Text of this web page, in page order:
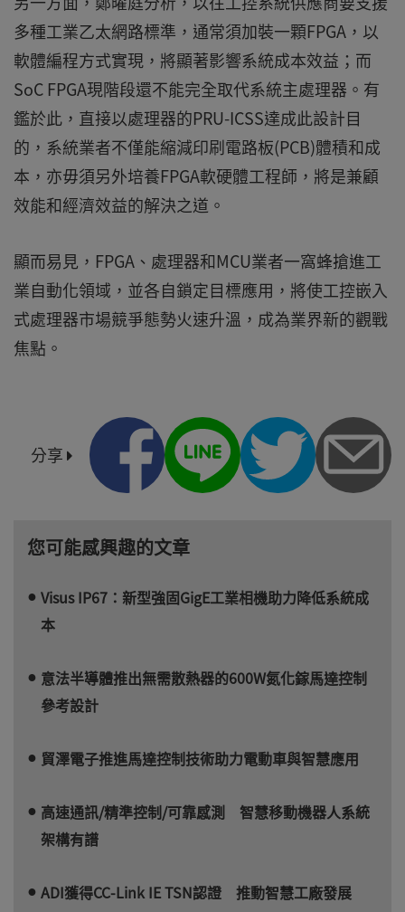
多種工業乙太網路標準，通常須加裝一顆FPGA，以
軟體編程方式實現，將顯著影響系統成本效益；而
SoC FPGA現階段還不能完全取代系統主處理器。有
鑑於此，直接以處理器的PRU-ICSS達成此設計目
的，系統業者不僅能縮減印刷電路板(PCB)體積和成
本，亦毋須另外培養FPGA軟硬體工程師，將是兼顧
效能和經濟效益的解決之道。
顯而易見，FPGA、處理器和MCU業者一窩蜂搶進工
業自動化領域，並各自鎖定目標應用，將使工控嵌入
式處理器市場競爭態勢火速升溫，成為業界新的觀戰
焦點。
分享
您可能感興趣的文章
Visus IP67：新型強固GigE工業相機助力降低系統成
本
意法半導體推出無需散熱器的600W氮化鎵馬達控制
參考設計
貿澤電子推進馬達控制技術助力電動車與智慧應用
高速通訊/精準控制/可靠感測 智慧移動機器人系統
架構有譜
ADI獲得CC-Link IE TSN認證 推動智慧工廠發展